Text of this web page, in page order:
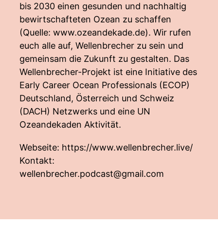
bis 2030 einen gesunden und nachhaltig
bewirtschafteten Ozean zu schaffen
(Quelle: www.ozeandekade.de). Wir rufen
euch alle auf, Wellenbrecher zu sein und
gemeinsam die Zukunft zu gestalten. Das
Wellenbrecher-Projekt ist eine Initiative des
Early Career Ocean Professionals (ECOP)
Deutschland, Österreich und Schweiz
(DACH) Netzwerks und eine UN
Ozeandekaden Aktivität.
Webseite: https://www.wellenbrecher.live/
Kontakt:
wellenbrecher.podcast@gmail.com